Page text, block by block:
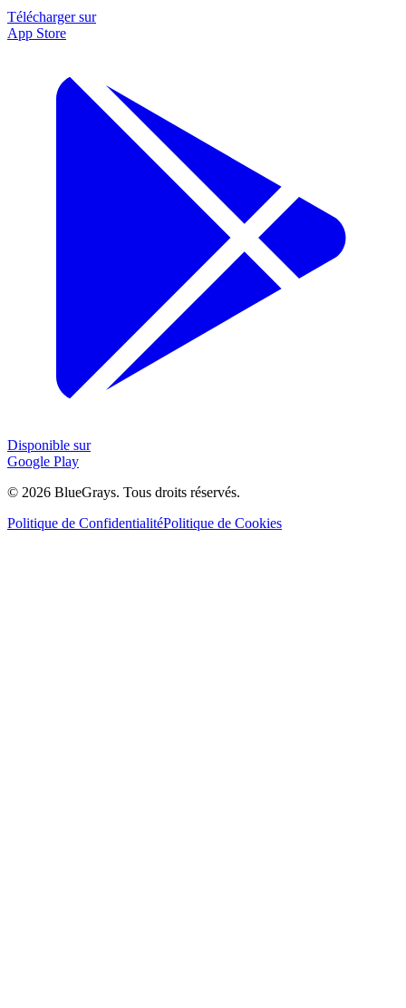
Télécharger sur
App Store
Disponible sur
Google Play
© 2026 BlueGrays. Tous droits réservés.
Politique de ConfidentialitéPolitique de Cookies